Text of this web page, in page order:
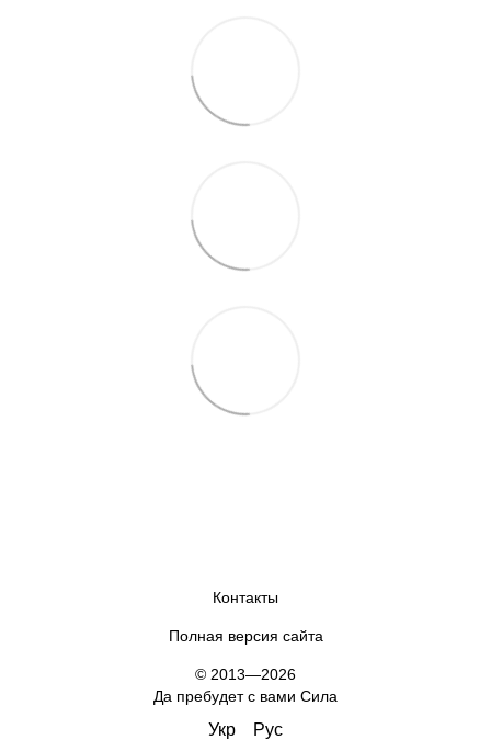
Контакты
Полная версия сайта
© 2013—2026
Да пребудет с вами Сила
Укр Рус